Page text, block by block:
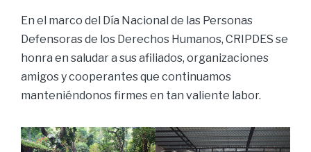
En el marco del Día Nacional de las Personas
Defensoras de los Derechos Humanos, CRIPDES se
honra en saludar a sus afiliados, organizaciones
amigos y cooperantes que continuamos
manteniéndonos firmes en tan valiente labor.